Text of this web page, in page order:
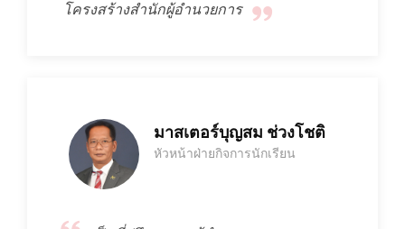
โครงสร้างสำนักผู้อำนวยการ
มาสเตอร์บุญสม ช่วงโชติ
หัวหน้าฝ่ายกิจการนักเรียน